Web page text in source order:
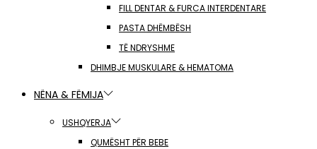
FILL DENTAR & FURCA INTERDENTARE
PASTA DHËMBËSH
TË NDRYSHME
DHIMBJE MUSKULARE & HEMATOMA
NËNA & FËMIJA
USHQYERJA
QUMËSHT PËR BEBE